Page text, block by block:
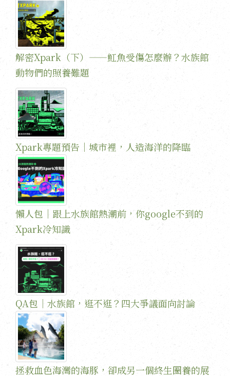
解密Xpark（下）——魟魚受傷怎麼辦？水族館
動物們的照養難題
Xpark專題預告｜城市裡，人造海洋的降臨
懶人包｜跟上水族館熱潮前，你google不到的
Xpark冷知識
QA包｜水族館，逛不逛？四大爭議面向討論
拯救血色海灣的海豚，卻成另一個終生圈養的展